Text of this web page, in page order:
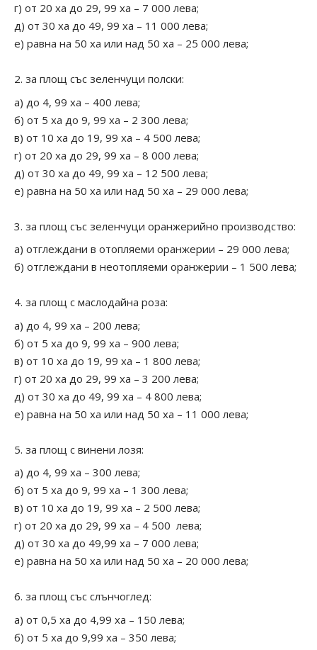
г) от 20 ха до 29, 99 ха – 7 000 лева;
д) от 30 ха до 49, 99 ха – 11 000 лева;
е) равна на 50 ха или над 50 ха – 25 000 лева;
за площ със зеленчуци полски:
а) до 4, 99 ха – 400 лева;
б) от 5 ха до 9, 99 ха – 2 300 лева;
в) от 10 ха до 19, 99 ха – 4 500 лева;
г) от 20 ха до 29, 99 ха – 8 000 лева;
д) от 30 ха до 49, 99 ха – 12 500 лева;
е) равна на 50 ха или над 50 ха – 29 000 лева;
за площ със зеленчуци оранжерийно производство:
а) отглеждани в отопляеми оранжерии – 29 000 лева;
б) отглеждани в неотопляеми оранжерии – 1 500 лева;
за площ с маслодайна роза:
а) до 4, 99 ха – 200 лева;
б) от 5 ха до 9, 99 ха – 900 лева;
в) от 10 ха до 19, 99 ха – 1 800 лева;
г) от 20 ха до 29, 99 ха – 3 200 лева;
д) от 30 ха до 49, 99 ха – 4 800 лева;
е) равна на 50 ха или над 50 ха – 11 000 лева;
за площ с винени лозя:
а) до 4, 99 ха – 300 лева;
б) от 5 ха до 9, 99 ха – 1 300 лева;
в) от 10 ха до 19, 99 ха – 2 500 лева;
г) от 20 ха до 29, 99 ха – 4 500 лева;
д) от 30 ха до 49,99 ха – 7 000 лева;
е) равна на 50 ха или над 50 ха – 20 000 лева;
за площ със слънчоглед:
а) от 0,5 ха до 4,99 ха – 150 лева;
б) от 5 ха до 9,99 ха – 350 лева;